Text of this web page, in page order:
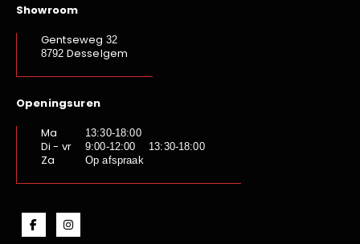
Showroom
Gentseweg 32
8792 Desselgem
Openingsuren
Ma
13:30-18:00
Di - vr 9:00-12:00 13:30-18:00
Za Op afspraak